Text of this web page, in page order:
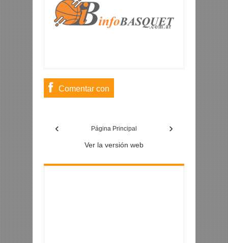
Comentar con
Facebook
‹ ›
Página Principal
Ver la versión web